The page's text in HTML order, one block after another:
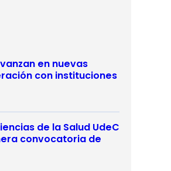
en nuevas
con instituciones
de la Salud UdeC
convocatoria de